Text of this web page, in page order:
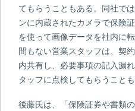
てもらうこともある。同社で
ンに内蔵されたカメラで保険
を使って画像データを社内に
間もない営業スタッフは、契
内共有し、必要事項の記入漏
タッフに点検してもらうことも
後藤氏は、「保険証券や書類